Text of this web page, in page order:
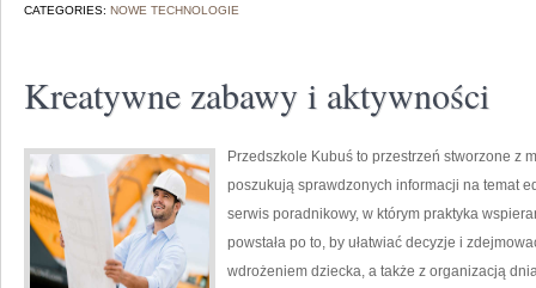
CATEGORIES: NOWE TECHNOLOGIE
Kreatywne zabawy i aktywności
Przedszkole Kubuś to przestrzeń stworzone z
poszukują sprawdzonych informacji na temat
serwis poradnikowy, w którym praktyka
powstała po to, by ułatwiać decyzje i
wdrożeniem dziecka, a także z organizacją